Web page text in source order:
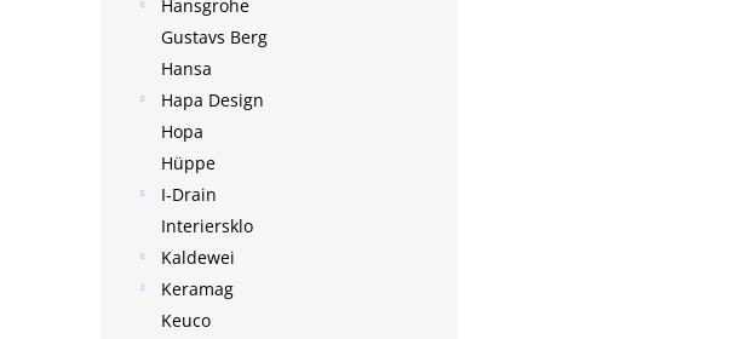
Hansgrohe
Gustavs Berg
Hansa
Hapa Design
Hopa
Hüppe
I-Drain
Interiersklo
Kaldewei
Keramag
Keuco